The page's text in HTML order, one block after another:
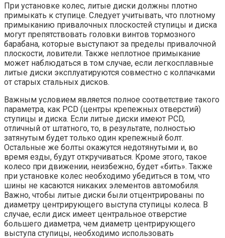
При установке колес, литые диски должны плотно
примыкать к ступице. Следует учитывать, что плотному
примыканию привалочных плоскостей ступицы и диска
могут препятствовать головки винтов тормозного
барабана, которые выступают за пределы привалочной
плоскости, ловители. Также неплотное примыкание
может наблюдаться в том случае, если легкосплавные
литые диски эксплуатируются совместно с колпачками
от старых стальных дисков.
Важным условием является полное соответствие такого
параметра, как PCD (центры крепежных отверстий)
ступицы и диска. Если литые диски имеют PCD,
отличный от штатного, то, в результате, полностью
затянутым будет только один крепежный болт.
Остальные же болты окажутся недотянутыми и, во
время езды, будут откручиваться. Кроме этого, такое
колесо при движении, неизбежно, будет «бить». Также
при установке колес необходимо убедиться в том, что
шины не касаются никаких элементов автомобиля.
Важно, чтобы литые диски были отцентрированы по
диаметру центрирующего выступа ступицы колеса. В
случае, если диск имеет центральное отверстие
большего диаметра, чем диаметр центрирующего
выступа ступицы, необходимо использовать